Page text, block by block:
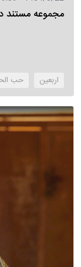
مجموعه مستند
اربعین حب